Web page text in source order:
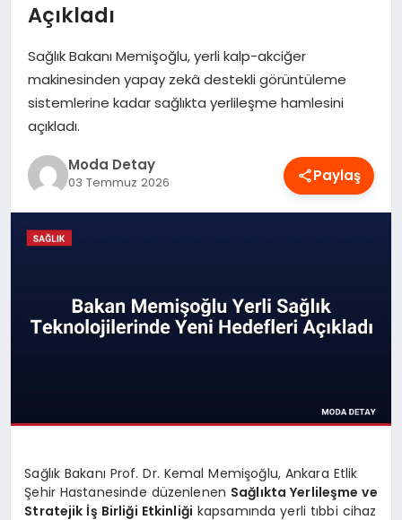
MAGAZIN
SAĞLIK
SPOR
TEKNOLOJI
Açıkladı
Sağlık Bakanı Memişoğlu, yerli kalp-akciğer
makinesinden yapay zekâ destekli görüntüleme
sistemlerine kadar sağlıkta yerlileşme hamlesini
açıkladı.
Moda Detay
03 Temmuz 2026 Paylaş
Sağlık Bakanı Prof. Dr. Kemal Memişoğlu, Ankara Etlik
Şehir Hastanesinde düzenlenen Sağlıkta Yerlileşme ve
Stratejik İş Birliği Etkinliği kapsamında yerli tıbbi cihaz